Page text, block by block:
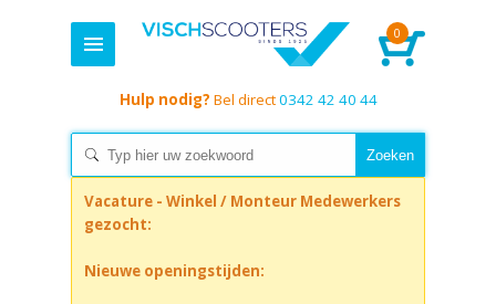
0
Hulp nodig? Bel direct0342 42 40 44
Vacature - Winkel / Monteur Medewerkers
gezocht:
Nieuwe openingstijden: